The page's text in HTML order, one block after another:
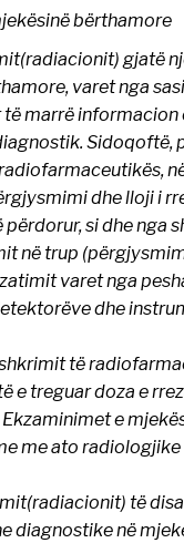
bërthamore
gjatë
varet nga
të marrë informacion
Sidoqoftë,
dhe lloji i
si dhe nga
në trup
varet nga
dhe
të
e treguar doza e
e
me ato radiologjike
të
diagnostike në